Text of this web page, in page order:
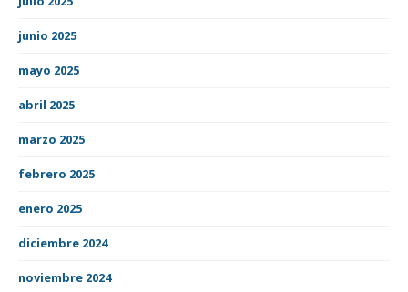
junio 2025
mayo 2025
abril 2025
marzo 2025
febrero 2025
enero 2025
diciembre 2024
noviembre 2024